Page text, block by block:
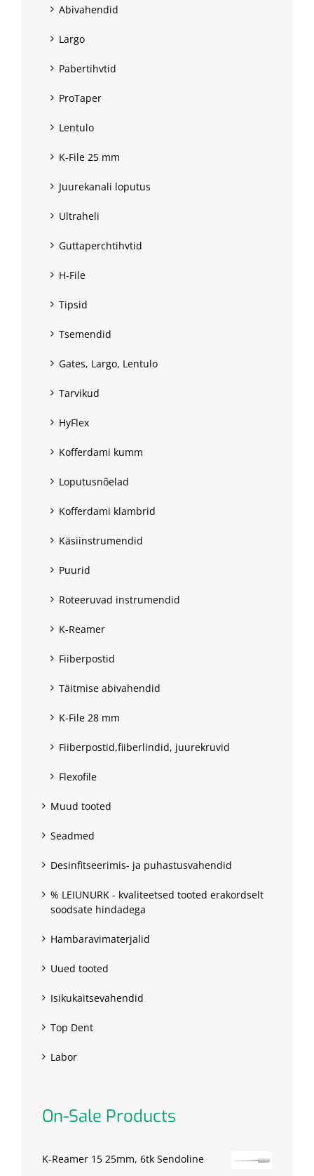
Abivahendid
Largo
Pabertihvtid
ProTaper
Lentulo
K-File 25 mm
Juurekanali loputus
Ultraheli
Guttaperchtihvtid
H-File
Tipsid
Tsemendid
Gates, Largo, Lentulo
Tarvikud
HyFlex
Kofferdami kumm
Loputusnõelad
Kofferdami klambrid
Käsiinstrumendid
Puurid
Roteeruvad instrumendid
K-Reamer
Fiiberpostid
Täitmise abivahendid
K-File 28 mm
Fiiberpostid,fiiberlindid, juurekruvid
Flexofile
Muud tooted
Seadmed
Desinfitseerimis- ja puhastusvahendid
% LEIUNURK - kvaliteetsed tooted erakordselt
soodsate hindadega
Hambaravimaterjalid
Uued tooted
Isikukaitsevahendid
Top Dent
Labor
On-Sale Products
K-Reamer 15 25mm, 6tk Sendoline